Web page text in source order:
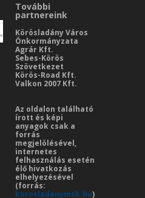
További
partnereink
Körösladány Város
Önkormányzata
Agrár Kft.
Sebes-Körös
Szövetkezet
Körös-Road Kft.
Valkon 2007 Kft.
Az oldalon található
írott és képi
anyagok csak a
forrás
megjelölésével,
internetes
felhasználás esetén
élő hivatkozás
elhelyezésével
(forrás:
korosladanymsk.hu)